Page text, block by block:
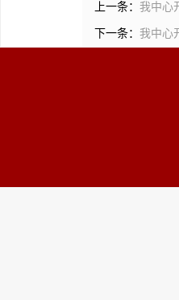
上一条： 我中心
下一条： 我中心